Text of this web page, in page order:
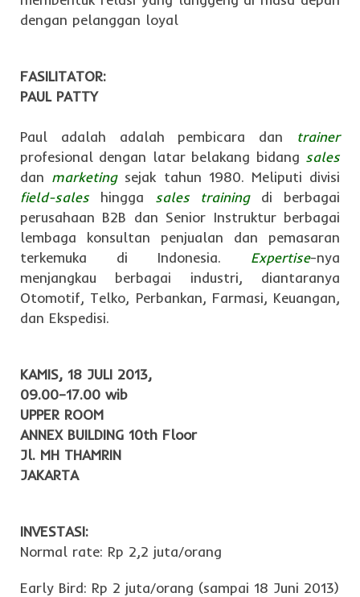
dengan pelanggan loyal
FASILITATOR:
PAUL PATTY
Paul adalah adalah pembicara dan trainer
profesional dengan latar belakang bidang sales
dan marketing sejak tahun 1980. Meliputi divisi
field-sales hingga sales trainingdi berbagai
perusahaan B2B dan Senior Instruktur berbagai
lembaga konsultan penjualan dan pemasaran
terkemuka di Indonesia. Expertise-nya
menjangkau berbagai industri, diantaranya
Otomotif, Telko, Perbankan, Farmasi, Keuangan,
dan Ekspedisi.
KAMIS, 18 JULI 2013,
09.00–17.00 wib
UPPER ROOM
ANNEX BUILDING 10th Floor
Jl. MH THAMRIN
JAKARTA
INVESTASI:
Normal rate: Rp 2,2 juta/orang
Early Bird: Rp 2 juta/orang (sampai 18 Juni 2013)